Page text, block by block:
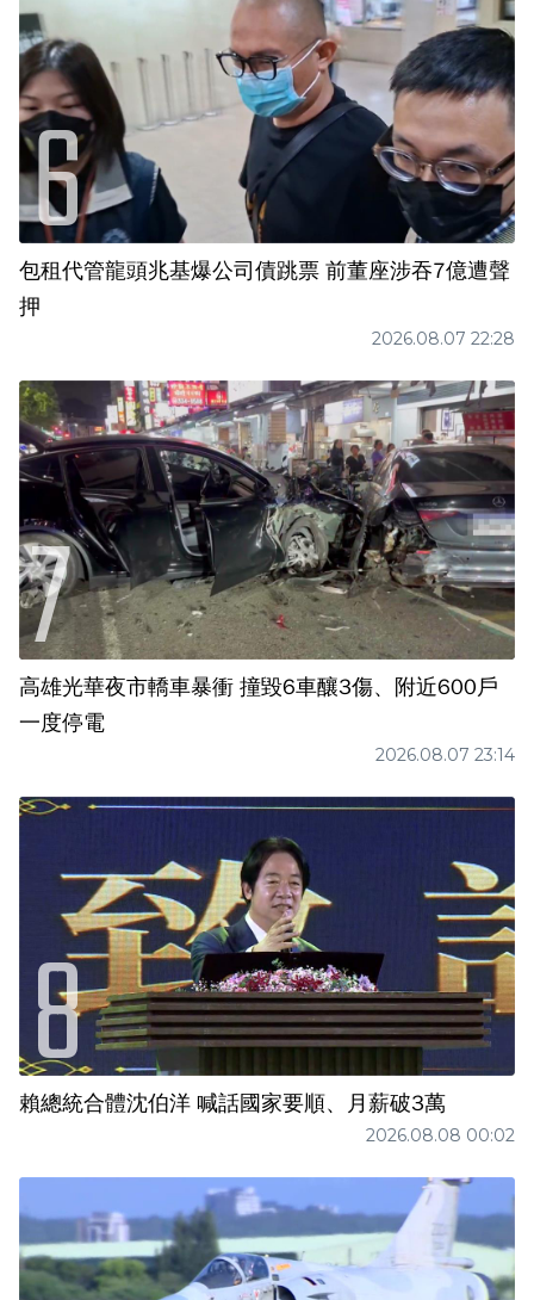
包租代管龍頭兆基爆公司債跳票 前董座涉吞7億遭聲
押
2026.08.07 22:28
高雄光華夜市轎車暴衝 撞毀6車釀3傷、附近600戶
一度停電
2026.08.07 23:14
賴總統合體沈伯洋 喊話國家要順、月薪破3萬
2026.08.08 00:02